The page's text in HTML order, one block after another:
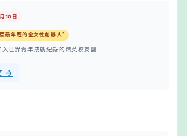
10日
最年輕的全女性創辦人”
入世界青年成就紀錄的精英校友團
→